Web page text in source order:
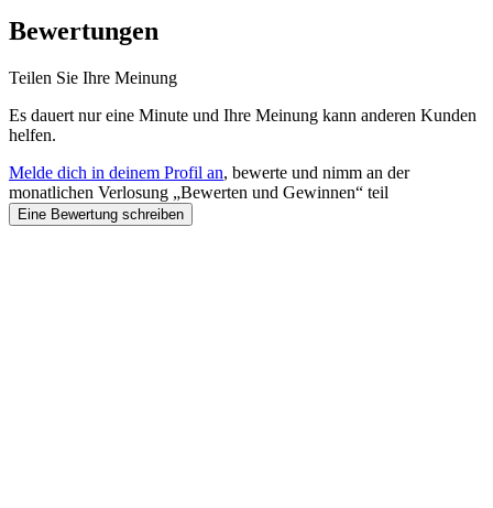
Bewertungen
Teilen Sie Ihre Meinung
Es dauert nur eine Minute und Ihre Meinung kann anderen Kunden
helfen.
Melde dich in deinem Profil an, bewerte und nimm an der
monatlichen Verlosung „Bewerten und Gewinnen“ teil
Eine Bewertung schreiben